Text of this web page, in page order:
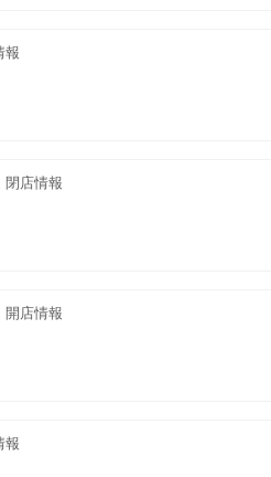
報
店情報
店情報
報